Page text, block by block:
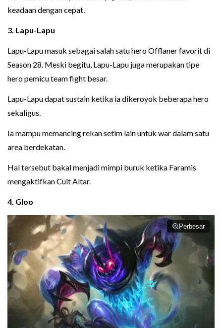
keadaan dengan cepat.
3. Lapu-Lapu
Lapu-Lapu masuk sebagai salah satu hero Offlaner favorit di
Season 28. Meski begitu, Lapu-Lapu juga merupakan tipe
hero pemicu team fight besar.
Lapu-Lapu dapat sustain ketika ia dikeroyok beberapa hero
sekaligus.
Ia mampu memancing rekan setim lain untuk war dalam satu
area berdekatan.
Hal tersebut bakal menjadi mimpi buruk ketika Faramis
mengaktifkan Cult Altar.
4. Gloo
Perbesar